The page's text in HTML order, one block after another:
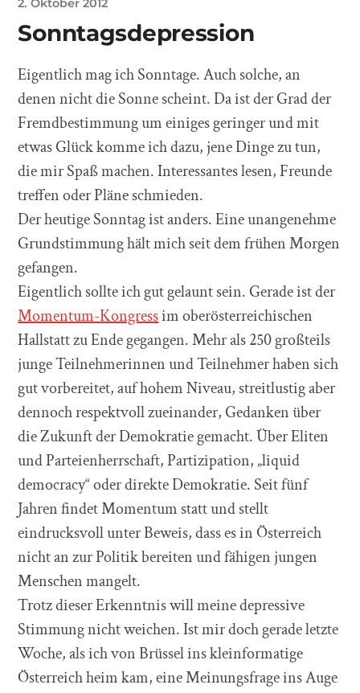
2. Oktober 2012
Sonntagsdepression
Eigentlich mag ich Sonntage. Auch solche, an
denen nicht die Sonne scheint. Da ist der Grad der
Fremdbestimmung um einiges geringer und mit
etwas Glück komme ich dazu, jene Dinge zu tun,
die mir Spaß machen. Interessantes lesen, Freunde
treffen oder Pläne schmieden.
Der heutige Sonntag ist anders. Eine unangenehme
Grundstimmung hält mich seit dem frühen Morgen
gefangen.
Eigentlich sollte ich gut gelaunt sein. Gerade ist der
Momentum-Kongressim oberösterreichischen
Hallstatt zu Ende gegangen. Mehr als 250 großteils
junge Teilnehmerinnen und Teilnehmer haben sich
gut vorbereitet, auf hohem Niveau, streitlustig aber
dennoch respektvoll zueinander, Gedanken über
die Zukunft der Demokratie gemacht. Über Eliten
und Parteienherrschaft, Partizipation, „liquid
democracy“ oder direkte Demokratie. Seit fünf
Jahren findet Momentum statt und stellt
eindrucksvoll unter Beweis, dass es in Österreich
nicht an zur Politik bereiten und fähigen jungen
Menschen mangelt.
Trotz dieser Erkenntnis will meine depressive
Stimmung nicht weichen. Ist mir doch gerade letzte
Woche, als ich von Brüssel ins kleinformatige
Österreich heim kam, eine Meinungsfrage ins Auge